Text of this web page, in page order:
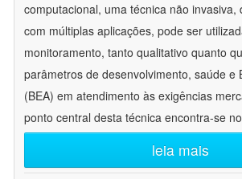
computacional, uma técnica não invasiva,
com múltiplas aplicações, pode ser
monitoramento, tanto qualitativo quanto
parâmetros de desenvolvimento, saúde e
(BEA) em atendimento às exigências
ponto central desta técnica encontra-se
leia mais